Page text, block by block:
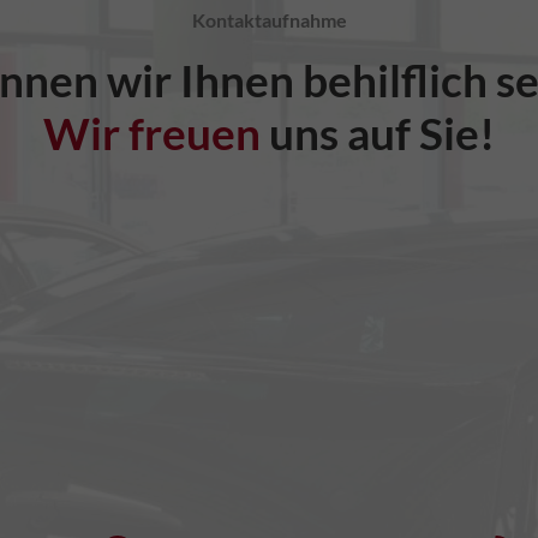
Kontaktaufnahme
wir Ihnen behilflich
Wir freuen uns auf Sie!